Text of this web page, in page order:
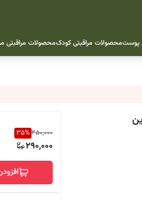
پوستمحصولات مراقبتی کودکمحصولات مراقبتی
450,000
35%
290,000